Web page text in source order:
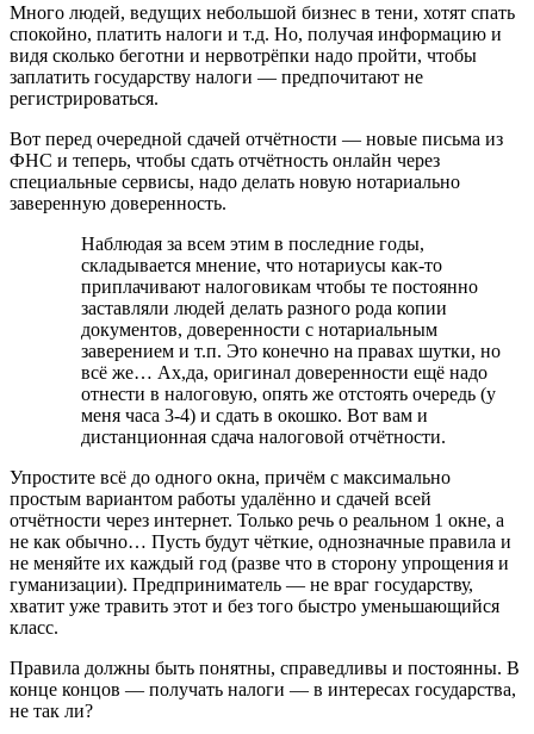
Много людей, ведущих небольшой бизнес в тени, хотят спать
спокойно, платить налоги и т.д. Но, получая информацию и
видя сколько беготни и нервотрёпки надо пройти, чтобы
заплатить государству налоги — предпочитают не
регистрироваться.
Вот перед очередной сдачей отчётности — новые письма из
ФНС и теперь, чтобы сдать отчётность онлайн через
специальные сервисы, надо делать новую нотариально
заверенную доверенность.
Наблюдая за всем этим в последние годы,
складывается мнение, что нотариусы как-то
приплачивают налоговикам чтобы те постоянно
заставляли людей делать разного рода копии
документов, доверенности с нотариальным
заверением и т.п. Это конечно на правах шутки, но
всё же… Ах,да, оригинал доверенности ещё надо
отнести в налоговую, опять же отстоять очередь (у
меня часа 3-4) и сдать в окошко. Вот вам и
дистанционная сдача налоговой отчётности.
Упростите всё до одного окна, причём с максимально
простым вариантом работы удалённо и сдачей всей
отчётности через интернет. Только речь о реальном 1 окне, а
не как обычно… Пусть будут чёткие, однозначные правила и
не меняйте их каждый год (разве что в сторону упрощения и
гуманизации). Предприниматель — не враг государству,
хватит уже травить этот и без того быстро уменьшающийся
класс.
Правила должны быть понятны, справедливы и постоянны. В
конце концов — получать налоги — в интересах государства,
не так ли?